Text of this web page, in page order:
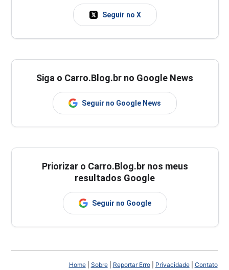
Seguir no X
Siga o Carro.Blog.br no Google News
Seguir no Google News
Priorizar o Carro.Blog.br nos meus
resultados Google
Seguir no Google
Home| Sobre| Reportar Erro| Privacidade| Contato